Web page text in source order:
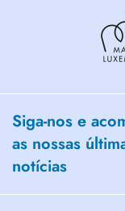
Siga-nos e
as nossas
notícias